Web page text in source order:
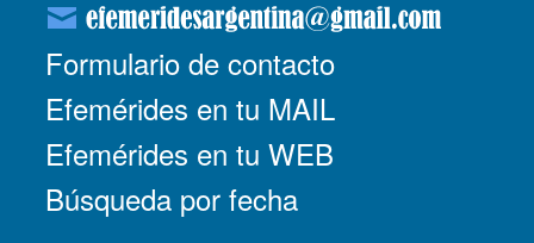
Formulario de contacto
Efemérides en tu MAIL
Efemérides en tu WEB
Búsqueda por fecha